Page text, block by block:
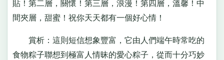
貼！第二層，關懷！第三層，浪漫！第四層，溫馨！中
間夾層，甜蜜！祝你天天都有一個好心情！
賞析：這則短信想象豐富，它由人們端午時常吃的
食物粽子聯想到極富人情昧的愛心粽子，從而十分巧妙